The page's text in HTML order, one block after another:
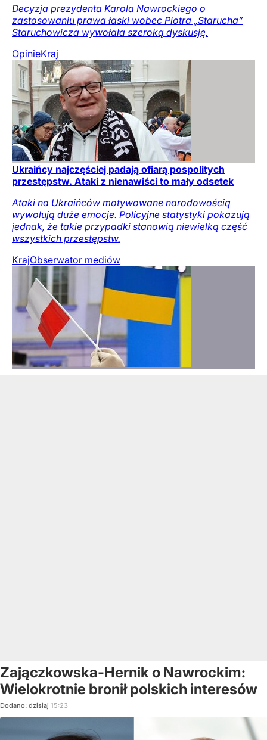
Decyzja prezydenta Karola Nawrockiego o
zastosowaniu prawa łaski wobec Piotra „Starucha”
Staruchowicza wywołała szeroką dyskusję.
OpinieKraj
Ukraińcy najczęściej padają ofiarą pospolitych
przestępstw. Ataki z nienawiści to mały odsetek
Ataki na Ukraińców motywowane narodowością
wywołują duże emocje. Policyjne statystyki pokazują
jednak, że takie przypadki stanowią niewielką część
wszystkich przestępstw.
KrajObserwator mediów
Zajączkowska-Hernik o Nawrockim:
Wielokrotnie bronił polskich interesów
Dodano: dzisiaj 15:23